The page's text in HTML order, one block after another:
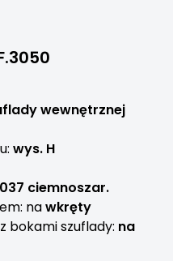
wewnętrznej
wys. H
ciemnoszar.
nawkręty
bokami szuflady: na